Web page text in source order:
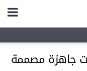
جاهزة مصممة